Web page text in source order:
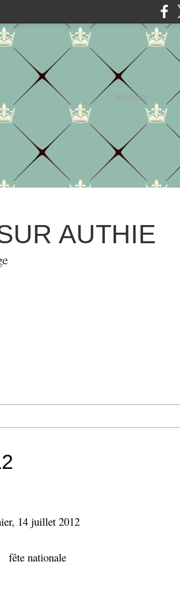
Publicité
AUTHIE
14 juillet 2012
fête nationale